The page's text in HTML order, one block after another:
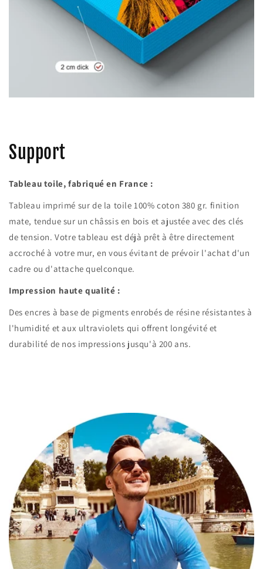
Support
Tableau toile, fabriqué en France :
Tableau imprimé sur de la toile 100% coton 380 gr. finition
mate, tendue sur un châssis en bois et ajustée avec des clés
de tension. Votre tableau est déjà prêt à être directement
accroché à votre mur, en vous évitant de prévoir l'achat d'un
cadre ou d'attache quelconque.
Impression haute qualité :
Des encres à base de pigments enrobés de résine résistantes à
l'humidité et aux ultraviolets qui offrent longévité et
durabilité de nos impressions jusqu'à 200 ans.